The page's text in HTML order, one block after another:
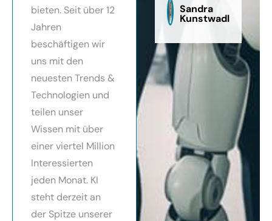
bieten. Seit über 12
Jahren
beschäftigen wir
uns mit den
neuesten Trends &
Technologien und
teilen unser
Wissen mit über
einer viertel Million
Interessierten
jeden Monat. KI
steht derzeit an
der Spitze unserer
Sandra
Kunstwadl